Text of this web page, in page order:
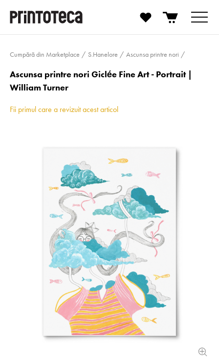
Cumpără din Marketplace S.Hanelore Ascunsa printre nori
Ascunsa printre nori Giclée Fine Art - Portrait |
William Turner
Fii primul care a revizuit acest articol